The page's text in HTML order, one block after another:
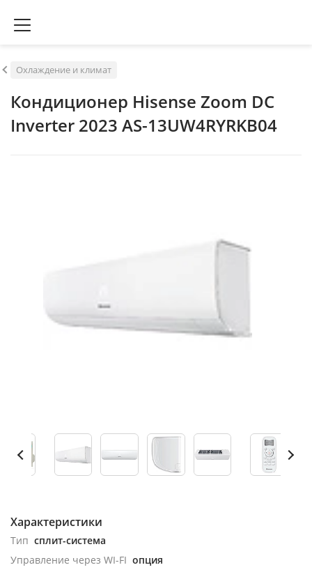
Охлаждение и климат
Кондиционер Hisense Zoom DC
Inverter 2023 AS-13UW4RYRKB04
Характеристики
Тип сплит-система
Управление через WI-FI опция